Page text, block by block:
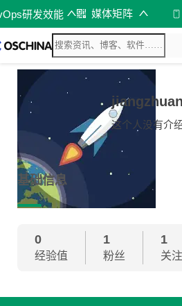
研发效能 媒体矩阵
这个人没有介绍
基础信息
0
经验值
1
粉丝
1
关注